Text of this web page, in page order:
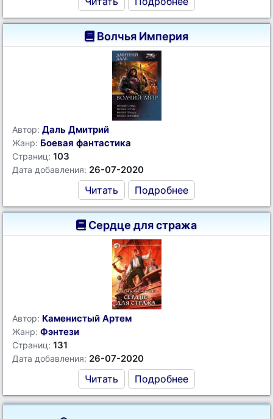
Волчья Империя
Автор: Даль Дмитрий
Жанр: Боевая фантастика
Страниц: 103
Дата добавления: 26-07-2020
Читать Подробнее
Сердце для стража
Автор: Каменистый Артем
Жанр: Фэнтези
Страниц: 131
Дата добавления: 26-07-2020
Читать Подробнее